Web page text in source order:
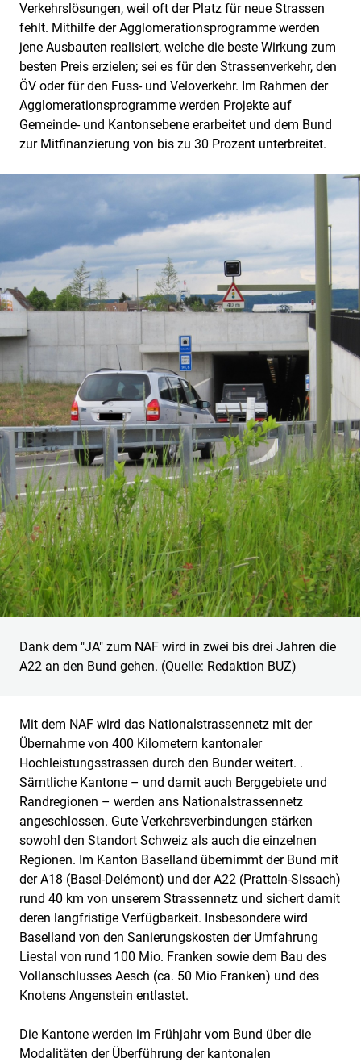
Verkehrslösungen, weil oft der Platz für neue Strassen
fehlt. Mithilfe der Agglomerationsprogramme werden
jene Ausbauten realisiert, welche die beste Wirkung zum
besten Preis erzielen; sei es für den Strassenverkehr, den
ÖV oder für den Fuss- und Veloverkehr. Im Rahmen der
Agglomerationsprogramme werden Projekte auf
Gemeinde- und Kantonsebene erarbeitet und dem Bund
zur Mitfinanzierung von bis zu 30 Prozent unterbreitet.
Dank dem "JA" zum NAF wird in zwei bis drei Jahren die
A22 an den Bund gehen. (Quelle: Redaktion BUZ)
Mit dem NAF wird das Nationalstrassennetz mit der
Übernahme von 400 Kilometern kantonaler
Hochleistungsstrassen durch den Bunder weitert. .
Sämtliche Kantone – und damit auch Berggebiete und
Randregionen – werden ans Nationalstrassennetz
angeschlossen. Gute Verkehrsverbindungen stärken
sowohl den Standort Schweiz als auch die einzelnen
Regionen. Im Kanton Baselland übernimmt der Bund mit
der A18 (Basel-Delémont) und der A22 (Pratteln-Sissach)
rund 40 km von unserem Strassennetz und sichert damit
deren langfristige Verfügbarkeit. Insbesondere wird
Baselland von den Sanierungskosten der Umfahrung
Liestal von rund 100 Mio. Franken sowie dem Bau des
Vollanschlusses Aesch (ca. 50 Mio Franken) und des
Knotens Angenstein entlastet.
Die Kantone werden im Frühjahr vom Bund über die
Modalitäten der Überführung der kantonalen